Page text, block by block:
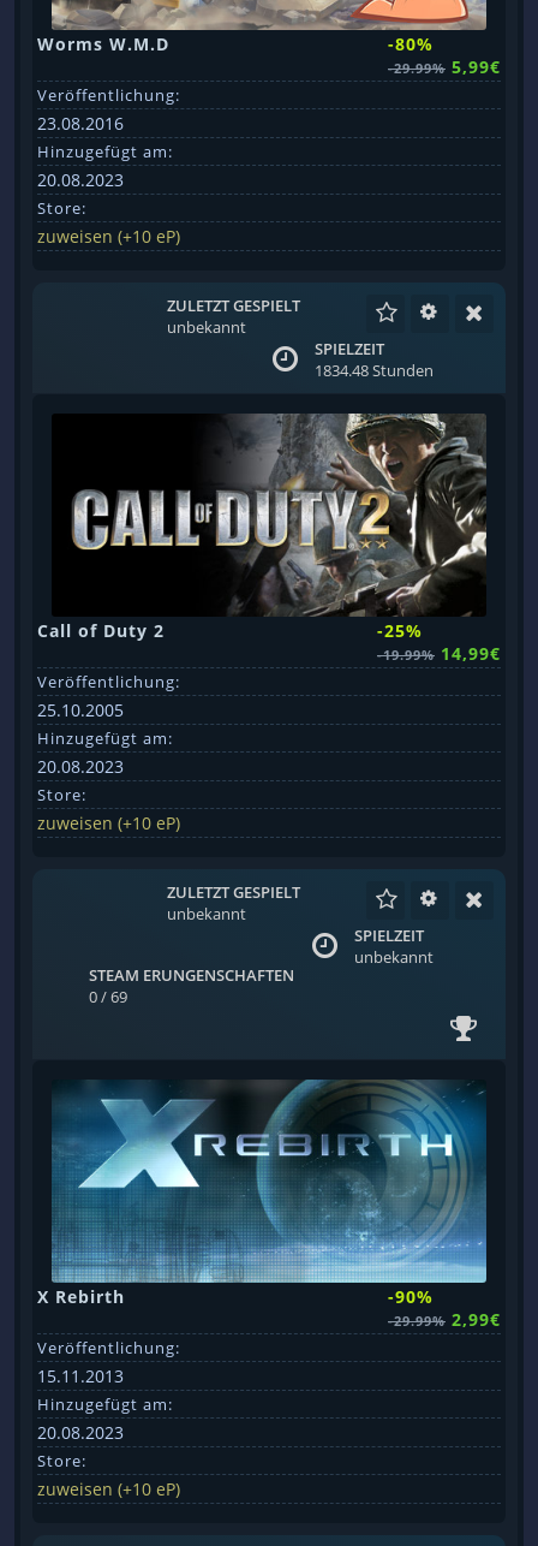
Worms W.M.D -80%
-29.99% 5,99€
Veröffentlichung:
23.08.2016
Hinzugefügt am:
20.08.2023
Store:
zuweisen (+10 eP)
ZULETZT GESPIELT
unbekannt
SPIELZEIT
1834.48 Stunden
Call of Duty 2 -25%
-19.99% 14,99€
Veröffentlichung:
25.10.2005
Hinzugefügt am:
20.08.2023
Store:
zuweisen (+10 eP)
ZULETZT GESPIELT
unbekannt
SPIELZEIT
unbekannt
STEAM ERUNGENSCHAFTEN
0 / 69
X Rebirth -90%
-29.99% 2,99€
Veröffentlichung:
15.11.2013
Hinzugefügt am:
20.08.2023
Store:
zuweisen (+10 eP)